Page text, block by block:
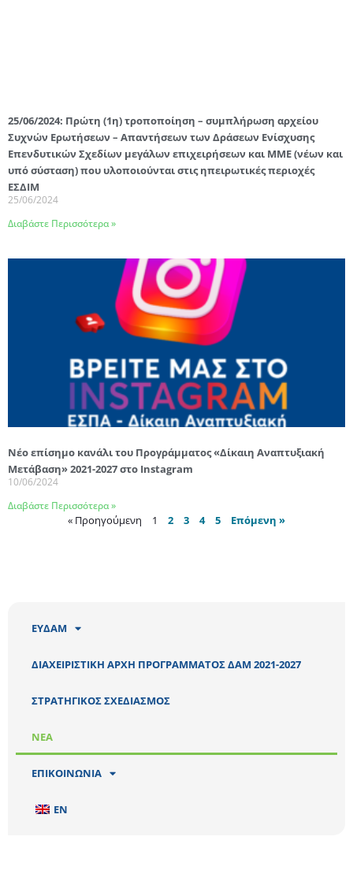
25/06/2024: Πρώτη (1η) τροποποίηση – συμπλήρωση αρχείου
Συχνών Ερωτήσεων – Απαντήσεων των Δράσεων Ενίσχυσης
Επενδυτικών Σχεδίων μεγάλων επιχειρήσεων και ΜΜΕ (νέων και
υπό σύσταση) που υλοποιούνται στις ηπειρωτικές περιοχές
ΕΣΔΙΜ
25/06/2024
Διαβάστε Περισσότερα »
Νέο επίσημο κανάλι του Προγράμματος «Δίκαιη Αναπτυξιακή
Μετάβαση» 2021-2027 στο Instagram
10/06/2024
Διαβάστε Περισσότερα »
« Προηγούμενη 1 2 3 4 5 Επόμενη »
ΕΥΔΑΜ
ΔΙΑΧΕΙΡΙΣΤΙΚΗ ΑΡΧΗ ΠΡΟΓΡΑΜΜΑΤΟΣ ΔΑΜ 2021-2027
ΣΤΡΑΤΗΓΙΚΟΣ ΣΧΕΔΙΑΣΜΟΣ
ΝΕΑ
ΕΠΙΚΟΙΝΩΝΙΑ
EN